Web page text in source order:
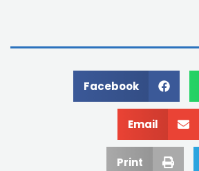
Facebook
Email
Print